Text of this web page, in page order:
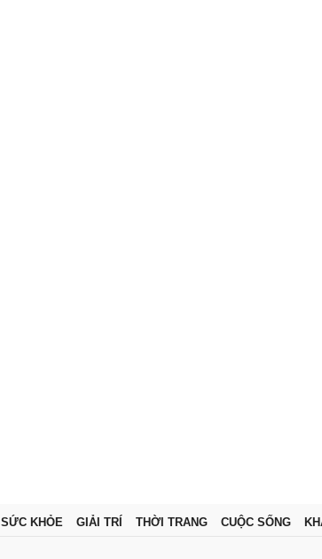
SỨC KHỎE GIẢI TRÍ THỜI TRANG CUỘC SỐNG